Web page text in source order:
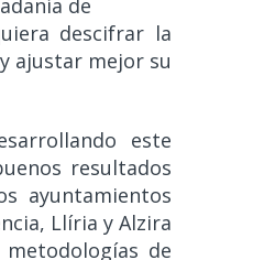
de
descifrar la
ajustar mejor su
este
resultados
ayuntamientos
Llíria y Alzira
de